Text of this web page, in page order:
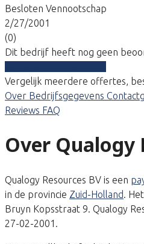
Besloten Vennootschap
2/27/2001
(0)
Dit bedrijf heeft nog geen
Vergelijk meerdere offertes,
Over Bedrijfsgegevens
Reviews FAQ
Over Qualogy
Qualogy Resources BV is een
in de provincie Zuid-Holland.
Bruyn Kopsstraat 9. Qualogy
27-02-2001.